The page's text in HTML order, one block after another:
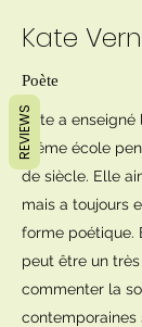
Kate
Poète
Kate a enseigné
même école
de siècle. Elle
mais a toujours
forme poétique.
peut être un
commenter la
contemporaines
REVIEWS